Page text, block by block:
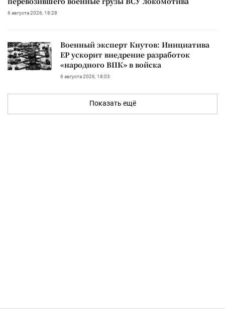
6 августа 2026, 18:28
Военный эксперт Кнутов: Инициатива
ЕР ускорит внедрение разработок
«народного ВПК» в войска
6 августа 2026, 18:03
Показать ещё